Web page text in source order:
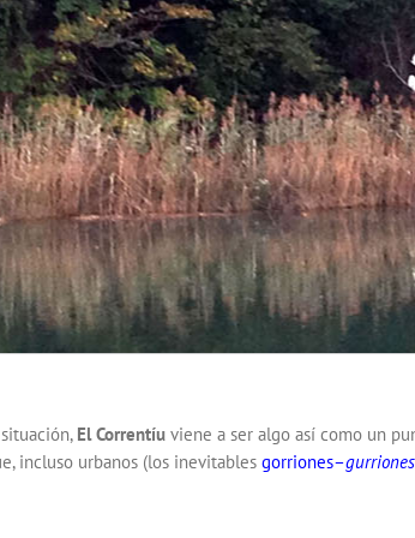
El Correntíu viene a ser algo así como un
incluso urbanos (los inevitables gorriones–gurriones